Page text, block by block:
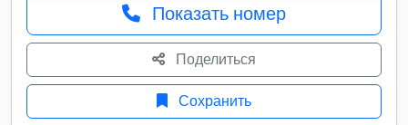
Показать номер
Поделиться
Сохранить